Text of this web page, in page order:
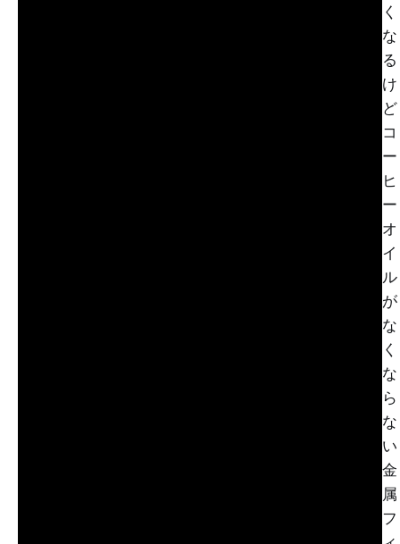
く
な
る
け
ど
コ
ー
ヒ
ー
オ
イ
ル
が
な
く
な
ら
な
い
金
属
フ